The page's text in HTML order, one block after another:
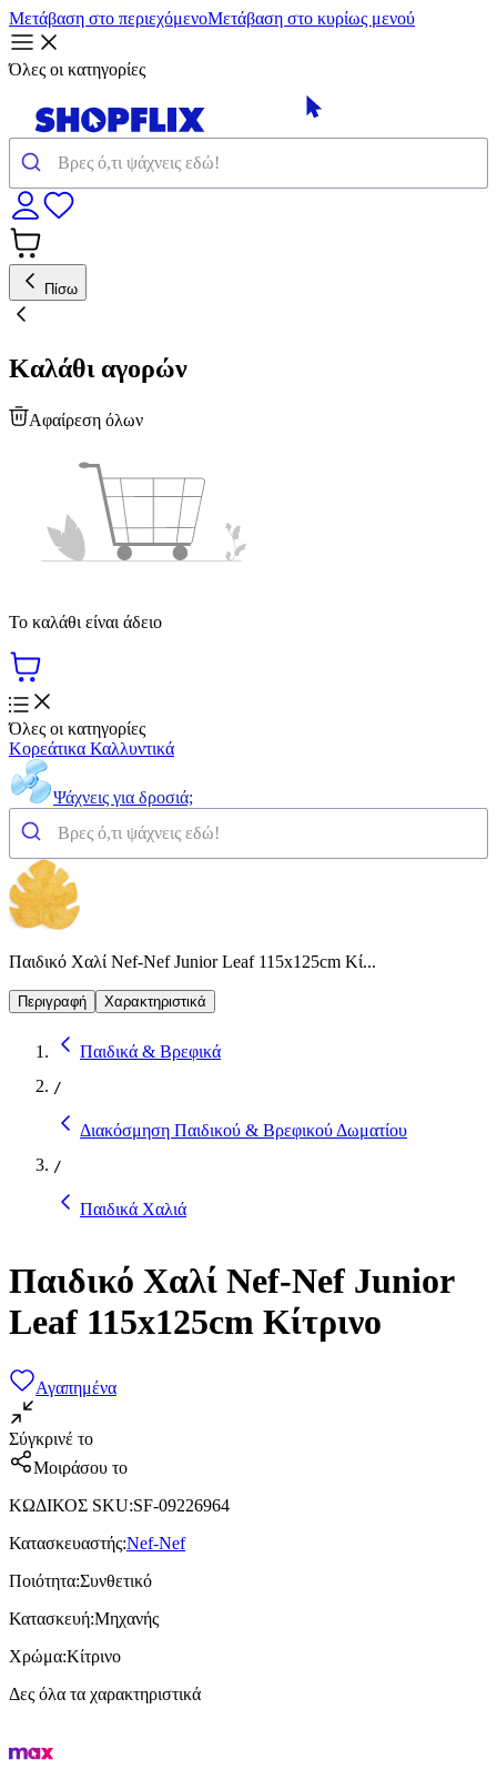
Μετάβαση στο περιεχόμενοΜετάβαση στο κυρίως μενού
Όλες οι κατηγορίες
Πίσω
Καλάθι αγορών
Αφαίρεση όλων
Το καλάθι είναι άδειο
Όλες οι κατηγορίες
Κορεάτικα Καλλυντικά
Ψάχνεις για δροσιά;
Παιδικό Χαλί Nef-Nef Junior Leaf 115x125cm Κί...
Περιγραφή Χαρακτηριστικά
Παιδικά & Βρεφικά
/
Διακόσμηση Παιδικού & Βρεφικού Δωματίου
/
Παιδικά Χαλιά
Παιδικό Χαλί Nef-Nef Junior
Leaf 115x125cm Κίτρινο
Αγαπημένα
Σύγκρινέ το
Μοιράσου το
ΚΩΔΙΚΟΣ SKU:SF-09226964
Κατασκευαστής:Nef-Nef
Ποιότητα:Συνθετικό
Κατασκευή:Μηχανής
Χρώμα:Κίτρινο
Δες όλα τα χαρακτηριστικά